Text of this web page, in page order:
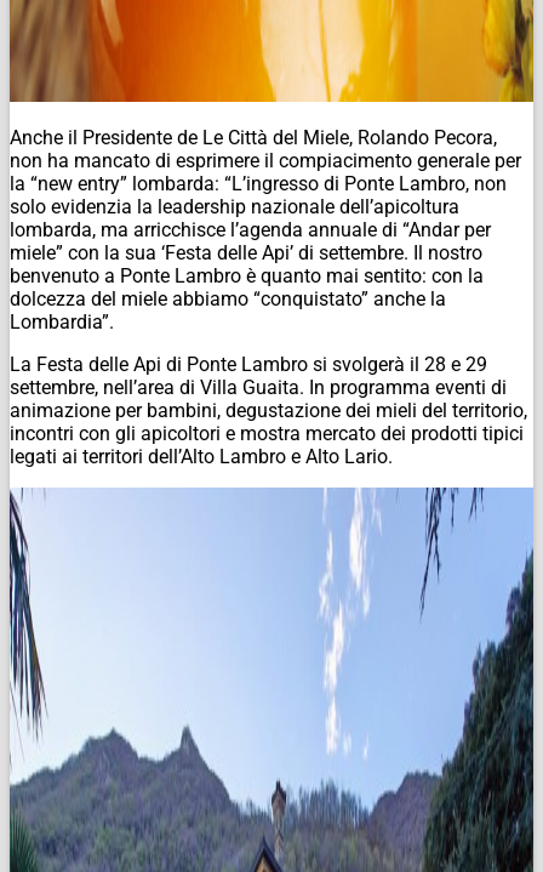
Anche il Presidente de Le Città del Miele, Rolando Pecora,
non ha mancato di esprimere il compiacimento generale per
la “new entry” lombarda: “L’ingresso di Ponte Lambro, non
solo evidenzia la leadership nazionale dell’apicoltura
lombarda, ma arricchisce l’agenda annuale di “Andar per
miele” con la sua ‘Festa delle Api’ di settembre. Il nostro
benvenuto a Ponte Lambro è quanto mai sentito: con la
dolcezza del miele abbiamo “conquistato” anche la
Lombardia”.
La Festa delle Api di Ponte Lambro si svolgerà il 28 e 29
settembre, nell’area di Villa Guaita. In programma eventi di
animazione per bambini, degustazione dei mieli del territorio,
incontri con gli apicoltori e mostra mercato dei prodotti tipici
legati ai territori dell’Alto Lambro e Alto Lario.